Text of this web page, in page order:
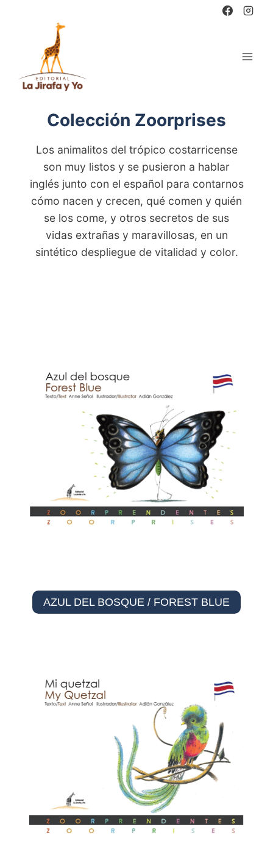
Colección Zoorprises
Los animalitos del trópico costarricense
son muy listos y se pusieron a hablar
inglés junto con el español para contarnos
cómo nacen y crecen, qué comen y quién
se los come, y otros secretos de sus
vidas extrañas y maravillosas, en un
sintético despliegue de vitalidad y color.
AZUL DEL BOSQUE / FOREST BLUE